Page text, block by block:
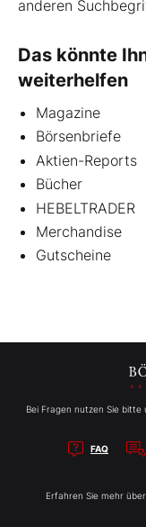
anderen
Das könnte
weiterhelfen
Magazine
Börsenbriefe
Aktien-Reports
Bücher
HEBELTRADER
Merchandise
Gutscheine
Bei Fragen nutzen Sie bitte
FAQ
Erfahren Sie mehr